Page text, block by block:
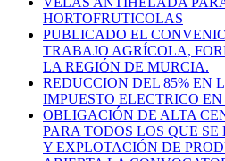
HORTOFRUTICOLAS
PUBLICADO EL
TRABAJO AGRÍCOLA,
LA REGIÓN DE MURCIA.
REDUCCION DEL 85% EN
IMPUESTO ELECTRICO EN
OBLIGACIÓN DE ALTA
PARA TODOS LOS QUE
Y EXPLOTACIÓN DE